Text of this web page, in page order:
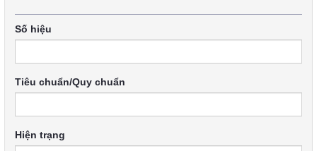
Số hiệu
Tiêu chuẩn/Quy chuẩn
Hiện trạng